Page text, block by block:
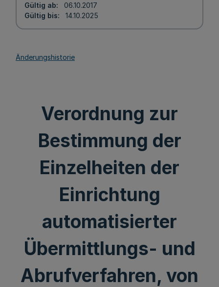
Gültig ab
06.10.2017
Gültig bis
14.10.2025
Änderungshistorie
Verordnung zur
Bestimmung der
Einzelheiten der
Einrichtung
automatisierter
Übermittlungs- und
Abrufverfahren, von